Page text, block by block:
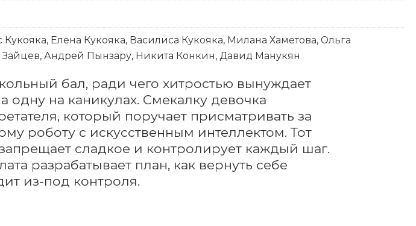
Елена Кукояка, Василиса Кукояка, Милана Хаметова, Ольга
Андрей Пынзару, Никита Конкин, Давид Манукян
бал, ради чего хитростью вынуждает
одну на каникулах. Смекалку девочка
который поручает присматривать за
роботу с искусственным интеллектом. Тот
сладкое и контролирует каждый шаг.
разрабатывает план, как вернуть себе
из-под контроля.